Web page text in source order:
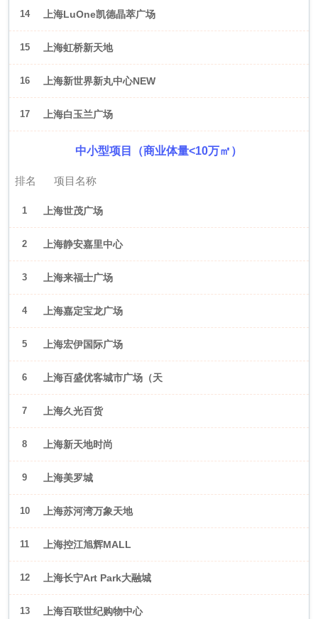
14 上海LuOne凯德晶萃广场
15 上海虹桥新天地
16 上海新世界新丸中心NEW
ONE
17 上海白玉兰广场
中小型项目（商业体量<10万㎡）
排名 项目名称
1 上海世茂广场
2 上海静安嘉里中心
3 上海来福士广场
4 上海嘉定宝龙广场
5 上海宏伊国际广场
6 上海百盛优客城市广场（天
山店）
7 上海久光百货
8 上海新天地时尚
9 上海美罗城
10 上海苏河湾万象天地
11 上海控江旭辉MALL
12 上海长宁Art Park大融城
13 上海百联世纪购物中心